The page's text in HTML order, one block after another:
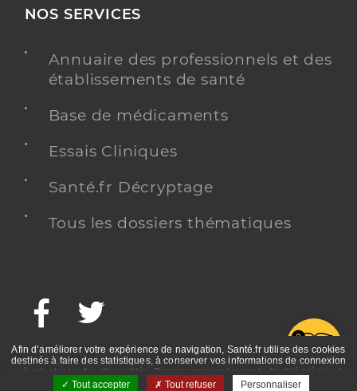
NOS SERVICES
Annuaire des professionnels et des
établissements de santé
Base de médicaments
Essais Cliniques
Santé.fr Décryptage
Tous les dossiers thématiques
Facebook
Afin d’améliorer votre expérience de navigation, Santé.fr utilise des cookies
destinés à faire des statistiques, à conserver vos informations de connexion
ou à adapter les fonctionnalités. Pour en savoir plus sur la finalité précise de
ces cookies, nous vous invitons à prendre connaissance de la politique de
Tout accepter Tout refuser Personnaliser